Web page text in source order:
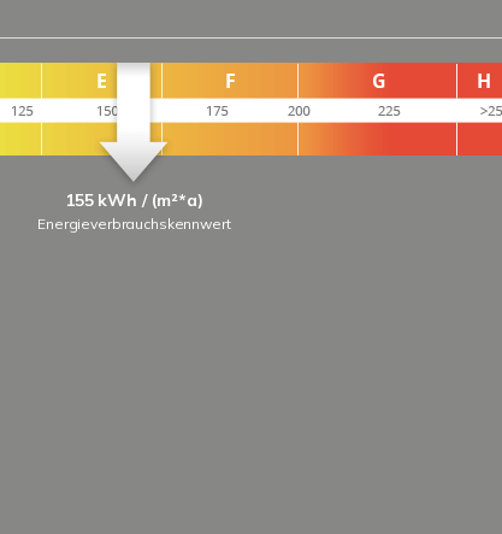
155 kWh / (m²*a)
Energieverbrauchskennwert